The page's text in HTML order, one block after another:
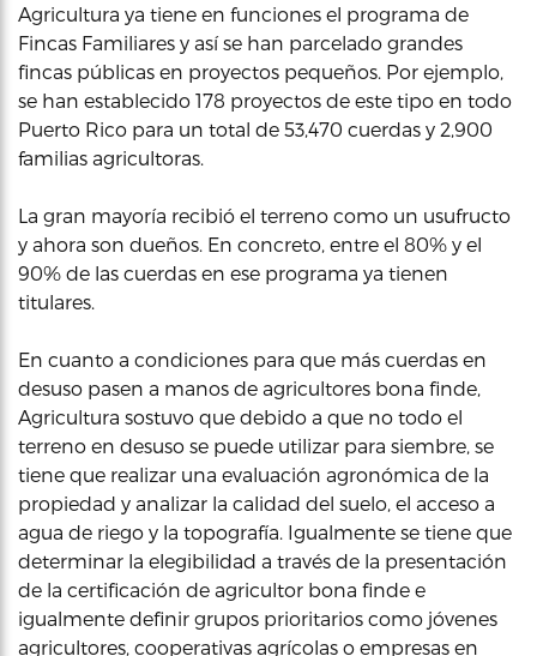
Agricultura ya tiene en funciones el programa de
Fincas Familiares y así se han parcelado grandes
fincas públicas en proyectos pequeños. Por ejemplo,
se han establecido 178 proyectos de este tipo en todo
Puerto Rico para un total de 53,470 cuerdas y 2,900
familias agricultoras.
La gran mayoría recibió el terreno como un usufructo
y ahora son dueños. En concreto, entre el 80% y el
90% de las cuerdas en ese programa ya tienen
titulares.
En cuanto a condiciones para que más cuerdas en
desuso pasen a manos de agricultores bona finde,
Agricultura sostuvo que debido a que no todo el
terreno en desuso se puede utilizar para siembre, se
tiene que realizar una evaluación agronómica de la
propiedad y analizar la calidad del suelo, el acceso a
agua de riego y la topografía. Igualmente se tiene que
determinar la elegibilidad a través de la presentación
de la certificación de agricultor bona finde e
igualmente definir grupos prioritarios como jóvenes
agricultores, cooperativas agrícolas o empresas en